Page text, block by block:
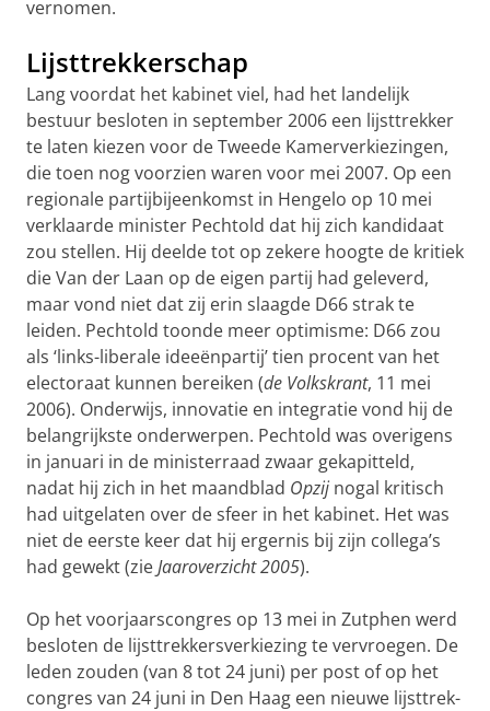
vernomen.
Lijsttrekkerschap
Lang voordat het kabinet viel, had het landelijk
bestuur besloten in sep­tember 2006 een lijsttrekker
te laten kiezen voor de Tweede Kamerver­kiezingen,
die toen nog voorzien waren voor mei 2007. Op een
regio­nale partijbijeenkomst in Hengelo op 10 mei
verklaarde minister Pechtold dat hij zich kandidaat
zou stellen. Hij deelde tot op zekere hoogte de kritiek
die Van der Laan op de eigen partij had geleverd,
maar vond niet dat zij erin slaagde D66 strak te
leiden. Pechtold toonde meer optimisme: D66 zou
als ‘links-liberale ideeënpartij’ tien procent van het
electoraat kunnen bereiken (de Volkskrant, 11 mei
2006). Onderwijs, innovatie en integratie vond hij de
belangrijkste onderwerpen. Pechtold was overigens
in januari in de ministerraad zwaar gekapitteld,
nadat hij zich in het maandblad Opzij nogal kritisch
had uitgelaten over de sfeer in het kabinet. Het was
niet de eerste keer dat hij ergernis bij zijn col­lega’s
had gewekt (zieJaaroverzicht 2005).
Op het voorjaarscongres op 13 mei in Zutphen werd
besloten de lijst­trekkersverkiezing te vervroegen. De
leden zouden (van 8 tot 24 juni) per post of op het
congres van 24 juni in Den Haag een nieuwe lijsttrek­